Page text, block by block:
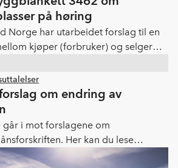
på høring
Norge har utarbeidet forslag til en
kjøper (forbruker) og selger
i parkeringsanlegg under
å gi høringsuttalelse er 20. mars
om endring av
i mot forslagene om
Her kan du lese